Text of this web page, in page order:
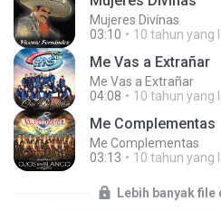
Mujeres Divínas
03:10
10 tahun yang
Me Vas a Extrañar
Me Vas a Extrañar
04:08
10 tahun yang
Me Complementas
Me Complementas
03:13
10 tahun yang
Lebih banyak